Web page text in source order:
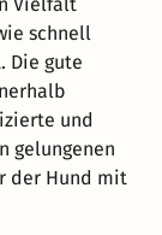
Vielfalt
schnell
Die gute
und
gelungenen
der Hund mit